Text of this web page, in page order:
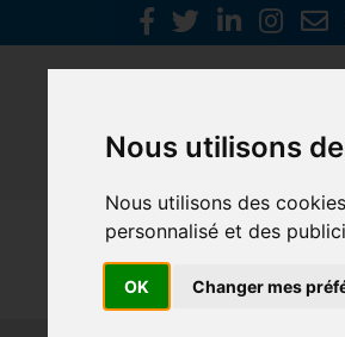
Nous utilisons
Nous utilisons des
personnalisé et des
OK Changer mes